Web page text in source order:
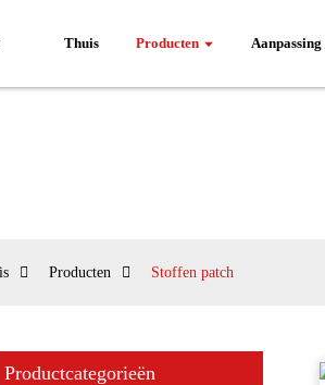
Thuis Producten Aanpassing
Producten Stoffen patch
Productcategorieën